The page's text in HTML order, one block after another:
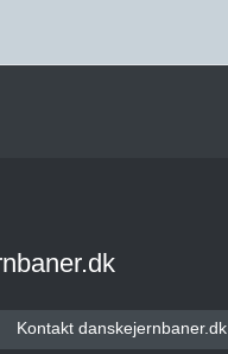
Kontakt danskejernbaner.dk